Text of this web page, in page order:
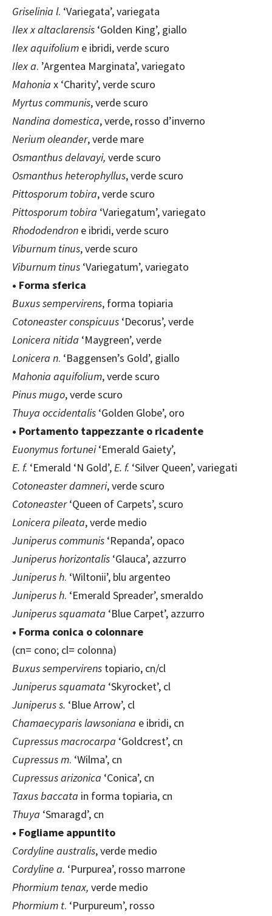
Griselinia l. ‘Variegata’, variegata
Ilex x altaclarensis ‘Golden King’, giallo
Ilex aquifolium e ibridi, verde scuro
Ilex a. ’Argentea Marginata’, variegato
Mahonia x ‘Charity’, verde scuro
Myrtus communis, verde scuro
Nandina domestica, verde, rosso d’inverno
Nerium oleander, verde mare
Osmanthus delavayi, verde scuro
Osmanthus heterophyllus, verde scuro
Pittosporum tobira, verde scuro
Pittosporum tobira ‘Variegatum’, variegato
Rhododendron e ibridi, verde scuro
Viburnum tinus, verde scuro
Viburnum tinus ‘Variegatum’, variegato
• Forma sferica
Buxus sempervirens, forma topiaria
Cotoneaster conspicuus ‘Decorus’, verde
Lonicera nitida ‘Maygreen’, verde
Lonicera n. ‘Baggensen’s Gold’, giallo
Mahonia aquifolium, verde scuro
Pinus mugo, verde scuro
Thuya occidentalis ‘Golden Globe’, oro
• Portamento tappezzante o ricadente
Euonymus fortunei‘Emerald Gaiety’,
E. f. ‘Emerald ‘N Gold’,E. f. ‘Silver Queen’, variegati
Cotoneaster damneri, verde scuro
Cotoneaster‘Queen of Carpets’, scuro
Lonicera pileata, verde medio
Juniperus communis ‘Repanda’, opaco
Juniperus horizontalis ‘Glauca’, azzurro
Juniperus h. ‘Wiltonii’, blu argenteo
Juniperus h. ‘Emerald Spreader’, smeraldo
Juniperus squamata ‘Blue Carpet’, azzurro
• Forma conica o colonnare
(cn= cono; cl= colonna)
Buxus sempervirens topiario, cn/cl
Juniperus squamata ‘Skyrocket’, cl
Juniperus s. ‘Blue Arrow’, cl
Chamaecyparis lawsoniana e ibridi, cn
Cupressus macrocarpa ‘Goldcrest’, cn
Cupressus m. ‘Wilma’, cn
Cupressus arizonica ‘Conica’, cn
Taxus baccata in forma topiaria, cn
Thuya ‘Smaragd’, cn
• Fogliame appuntito
Cordyline australis, verde medio
Cordyline a. ‘Purpurea’, rosso marrone
Phormium tenax, verde medio
Phormium t. ‘Purpureum’, rosso